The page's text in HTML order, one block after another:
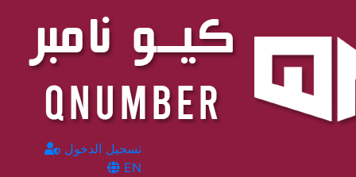
تسجيل الدخول
EN